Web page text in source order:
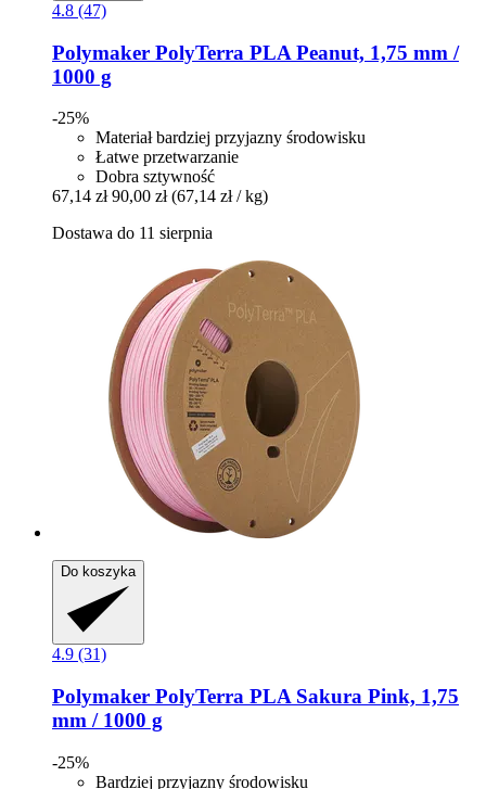
4.8 (47)
Polymaker PolyTerra PLA Peanut, 1,75 mm /
1000 g
-25%
Materiał bardziej przyjazny środowisku
Łatwe przetwarzanie
Dobra sztywność
67,14 zł 90,00 zł (67,14 zł / kg)
Dostawa do 11 sierpnia
Do koszyka
4.9 (31)
Polymaker PolyTerra PLA Sakura Pink, 1,75
mm / 1000 g
-25%
Bardziej przyjazny środowisku